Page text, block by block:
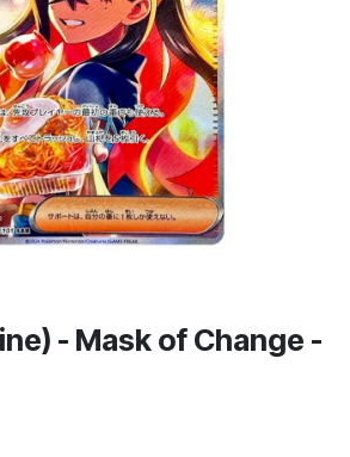
- Mask of Change -